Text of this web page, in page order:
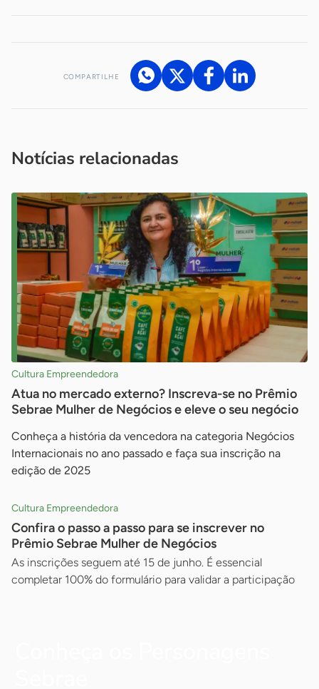
COMPARTILHE
Notícias relacionadas
Cultura Empreendedora
Atua no mercado externo? Inscreva-se no Prêmio
Sebrae Mulher de Negócios e eleve o seu negócio
Conheça a história da vencedora na categoria Negócios
Internacionais no ano passado e faça sua inscrição na
edição de 2025
Cultura Empreendedora
Confira o passo a passo para se inscrever no
Prêmio Sebrae Mulher de Negócios
As inscrições seguem até 15 de junho. É essencial
completar 100% do formulário para validar a participação